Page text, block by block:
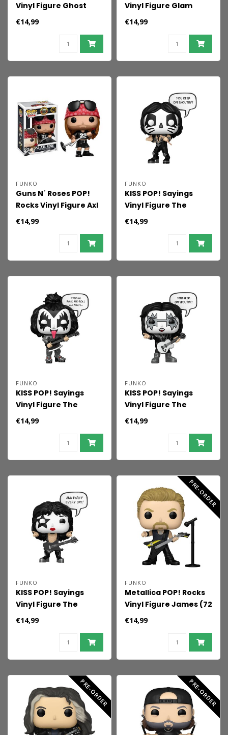
Vinyl Figure Ghost
"Glam"(GL) 9 cm
€14,99
Vinyl Figure Glam
Dracula (DGLT) 9 cm
€14,99
FUNKO
Guns N´ Roses POP!
Rocks Vinyl Figure Axl
Rose 9 cm
€14,99
FUNKO
KISS POP! Sayings
Vinyl Figure The
Catman(R&R All
€14,99
FUNKO
KISS POP! Sayings
Vinyl Figure The
Demon(R&R All Night)
€14,99
FUNKO
KISS POP! Sayings
Vinyl Figure The
Spaceman(R&R All
€14,99
FUNKO
KISS POP! Sayings
Vinyl Figure The
Starchild(R&R All
€14,99
PRE-ORDER
FUNKO
Metallica POP! Rocks
Vinyl Figure James (72
Seasons) 9 cm
€14,99
PRE-ORDER PRE-ORDER